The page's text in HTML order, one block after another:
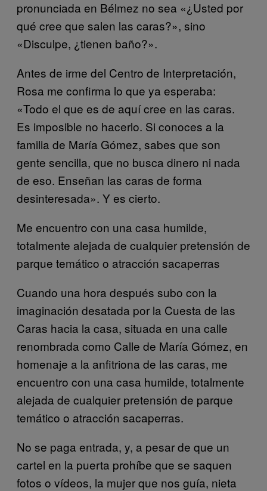
pronunciada en Bélmez no sea «¿Usted por
qué cree que salen las caras?», sino
«Disculpe, ¿tienen baño?».
Antes de irme del Centro de Interpretación,
Rosa me confirma lo que ya esperaba:
«Todo el que es de aquí cree en las caras.
Es imposible no hacerlo. Si conoces a la
familia de María Gómez, sabes que son
gente sencilla, que no busca dinero ni nada
de eso. Enseñan las caras de forma
desinteresada». Y es cierto.
Me encuentro con una casa humilde,
totalmente alejada de cualquier pretensión de
parque temático o atracción sacaperras
Cuando una hora después subo con la
imaginación desatada por la Cuesta de las
Caras hacia la casa, situada en una calle
renombrada como Calle de María Gómez, en
homenaje a la anfitriona de las caras, me
encuentro con una casa humilde, totalmente
alejada de cualquier pretensión de parque
temático o atracción sacaperras.
No se paga entrada, y, a pesar de que un
cartel en la puerta prohíbe que se saquen
fotos o vídeos, la mujer que nos guía, nieta